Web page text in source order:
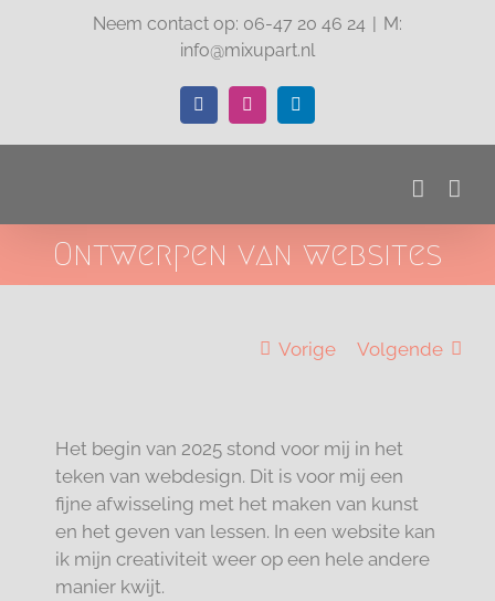
Neem contact op: 06-47 20 46 24 | M:
info@mixupart.nl
FacebookInstagramLinkedIn
Ontwerpen van websites
Vorige Volgende
Het begin van 2025 stond voor mij in het
teken van webdesign. Dit is voor mij een
fijne afwisseling met het maken van kunst
en het geven van lessen. In een website kan
ik mijn creativiteit weer op een hele andere
manier kwijt.